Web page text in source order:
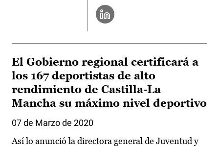
El Gobierno regional certificará a
los 167 deportistas de alto
rendimiento de Castilla-La
Mancha su máximo nivel deportivo
07 de Marzo de 2020
Así lo anunció la directora general de Juventud y